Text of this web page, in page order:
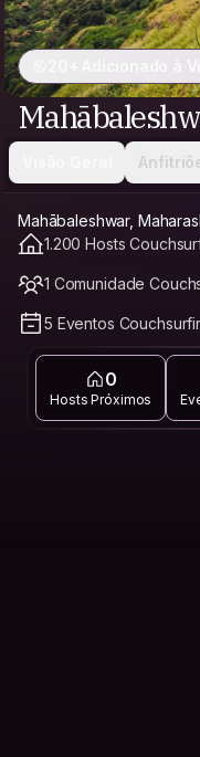
20+ Adicionado à
Mahābaleshwar,
1.200 Hosts
1 Comunidade
5 Eventos
0
Hosts Próximos